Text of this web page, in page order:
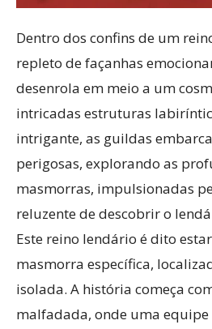
Dentro dos confins de um
repleto de façanhas
desenrola em meio a um
intricadas estruturas
intrigante, as guildas
perigosas, explorando as
masmorras, impulsionadas
reluzente de descobrir o
Este reino lendário é dito
masmorra específica,
isolada. A história começa
malfadada, onde uma equipe